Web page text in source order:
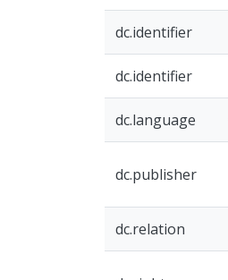
dc.identifier
dc.identifier
dc.language
dc.publisher
dc.relation